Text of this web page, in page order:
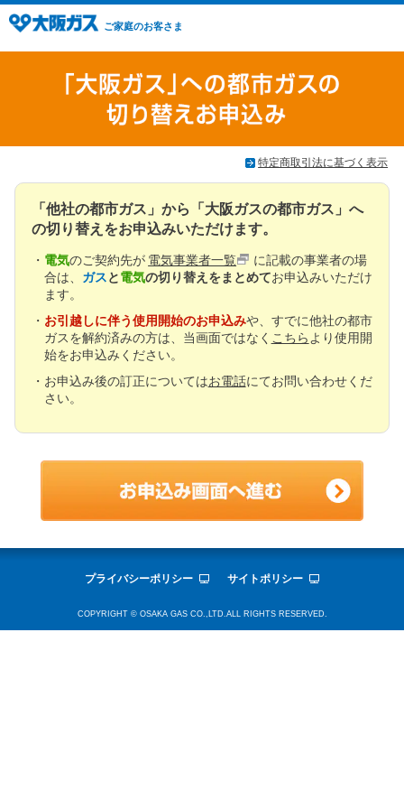
ご家庭のお客さま
特定商取引法に基づく表示
「他社の都市ガス」から「大阪ガスの都市ガス」へ
の切り替えをお申込みいただけます。
電気のご契約先が 電気事業者一覧
に記載の事業者の場
合は、 ガスと電気の切り替えをまとめてお申込みいただけ
ます。
お引越しに伴う使用開始のお申込みや、すでに他社の都市
ガスを解約済みの方は、当画面ではなく こちら より使用開
始をお申込みください。
お申込み後の訂正についてはお電話にてお問い合わせくだ
さい。
プライバシーポリシー サイトポリシー
COPYRIGHT © OSAKA GAS CO.,LTD.ALL RIGHTS RESERVED.